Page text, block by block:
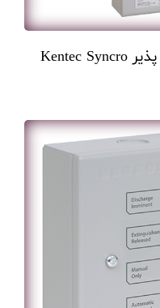
کنترل پنل اطفاء حریق آدرس پذیر Kentec Syncro